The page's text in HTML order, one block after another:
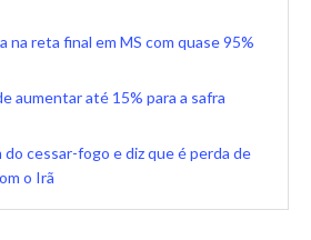
na reta final em MS com quase 95%
aumentar até 15% para a safra
do cessar-fogo e diz que é perda de
o Irã